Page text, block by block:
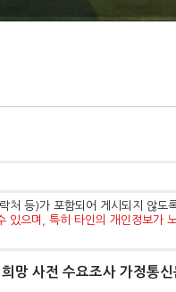
처 등)가 포함되어 게시되지 않도
으며, 특히 타인의 개인정보가
망 사전 수요조사 가정통신